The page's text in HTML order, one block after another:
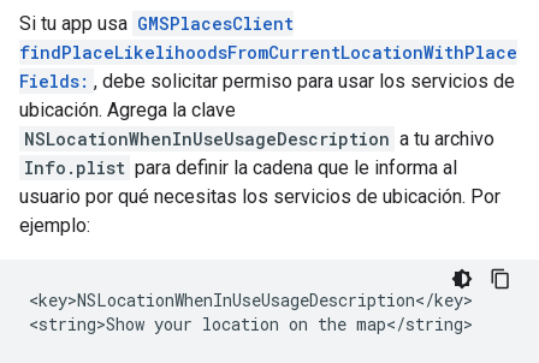
Si tu app usa GMSPlacesClient
findPlaceLikelihoodsFromCurrentLocationWithPlace
Fields: , debe solicitar permiso para usar los servicios de
ubicación. Agrega la clave
NSLocationWhenInUseUsageDescription a tu archivo
Info.plist para definir la cadena que le informa al
usuario por qué necesitas los servicios de ubicación. Por
ejemplo:
<key>NSLocationWhenInUseUsageDescription</key>
<string>Show your location on the map</string>